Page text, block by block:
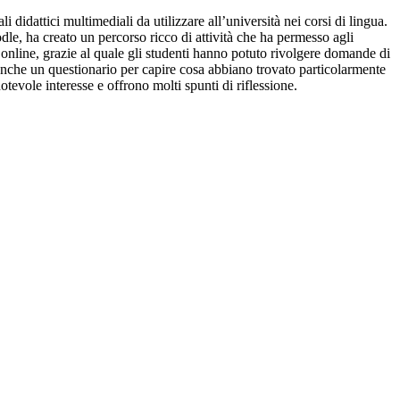
didattici multimediali da utilizzare all’università nei corsi di lingua.
ha creato un percorso ricco di attività che ha permesso agli
grazie al quale gli studenti hanno potuto rivolgere domande di
un questionario per capire cosa abbiano trovato particolarmente
interesse e offrono molti spunti di riflessione.